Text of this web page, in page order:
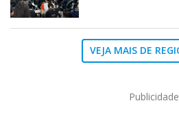
VEJA MAIS DE
Publicidade